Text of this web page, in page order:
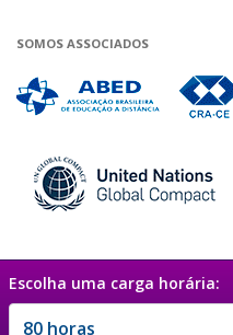
Escolha uma carga horária:
SOMOS ASSOCIADOS